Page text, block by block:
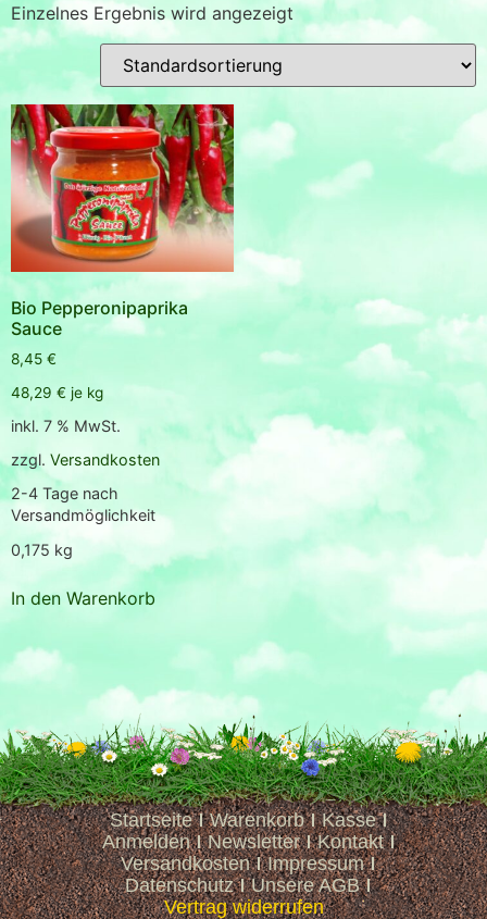
Einzelnes Ergebnis wird angezeigt
Bio Pepperonipaprika
Sauce
8,45 €
48,29 € je kg
inkl. 7 % MwSt.
zzgl. Versandkosten
2-4 Tage nach
Versandmöglichkeit
0,175 kg
In den Warenkorb
Startseite Warenkorb
Kasse
Anmelden
Newsletter
Kontakt
Versandkosten
Impressum
Datenschutz
Unsere AGB
Vertrag widerrufen